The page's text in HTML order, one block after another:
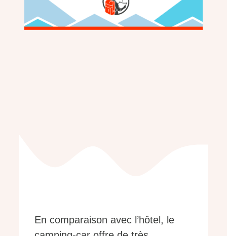
En comparaison avec l’hôtel, le